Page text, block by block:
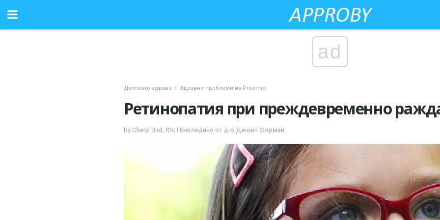
ad
Детското здраве Здравни проблеми на Preemie
Ретинопатия при преждевременно
by Cheryl Bird, RN; Прегледано от д-р Джоел Форман